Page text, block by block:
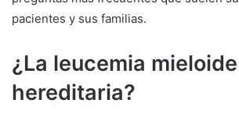
pacientes y sus familias.
¿La leucemia
hereditaria?